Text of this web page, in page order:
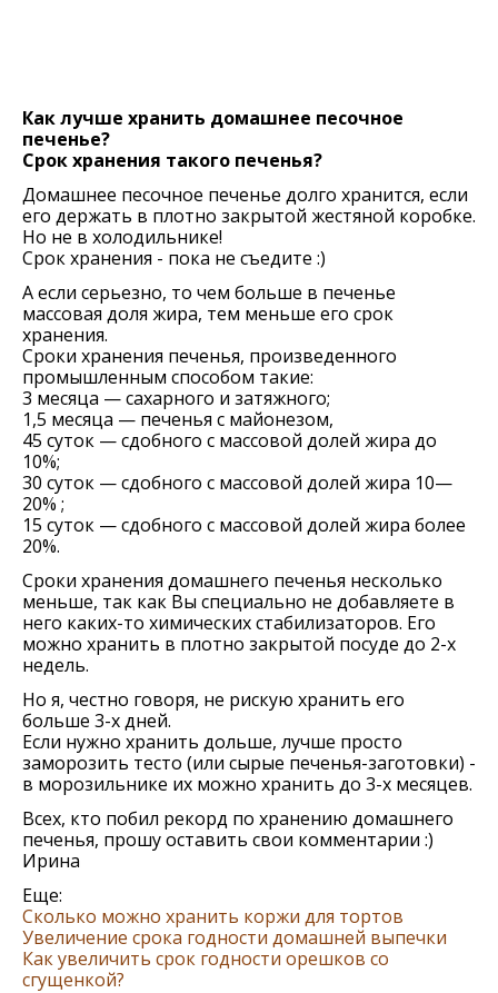
Как лучше хранить домашнее песочное
печенье?
Срок хранения такого печенья?
Домашнее песочное печенье долго хранится, если
его держать в плотно закрытой жестяной коробке.
Но не в холодильнике!
Срок хранения - пока не съедите :)
А если серьезно, то чем больше в печенье
массовая доля жира, тем меньше его срок
хранения.
Сроки хранения печенья, произведенного
промышленным способом такие:
3 месяца — сахарного и затяжного;
1,5 месяца — печенья с майонезом,
45 суток — сдобного с массовой долей жира до
10%;
30 суток — сдобного с массовой долей жира 10—
20% ;
15 суток — сдобного с массовой долей жира более
20%.
Сроки хранения домашнего печенья несколько
меньше, так как Вы специально не добавляете в
него каких-то химических стабилизаторов. Его
можно хранить в плотно закрытой посуде до 2-х
недель.
Но я, честно говоря, не рискую хранить его
больше 3-х дней.
Если нужно хранить дольше, лучше просто
заморозить тесто (или сырые печенья-заготовки) -
в морозильнике их можно хранить до 3-х месяцев.
Всех, кто побил рекорд по хранению домашнего
печенья, прошу оставить свои комментарии :)
Ирина
Еще:
Сколько можно хранить коржи для тортов
Увеличение срока годности домашней выпечки
Как увеличить срок годности орешков со
сгущенкой?